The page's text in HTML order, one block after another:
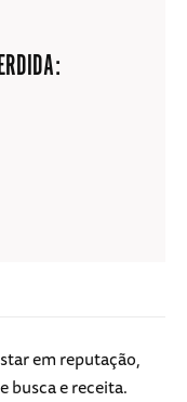
em reputação,
busca e receita.